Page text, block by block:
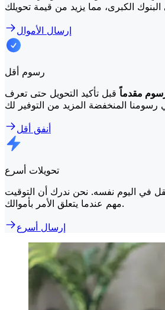
إرسال الأموال
رسوم أقل
مقدماًقبل تأكيد التحويل حتى تعرف
أنفق أقل
تحويلات أسرع
في اليوم نفسه. نحن ندرك أن التوقيت
مهم عندما يتعلق الأمر بأموالك.
إرسال أسرع